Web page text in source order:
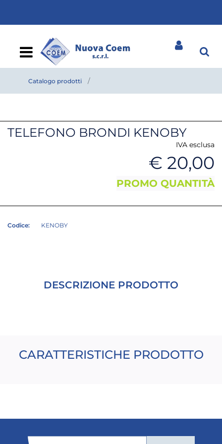
Open
Catalogo prodotti
TELEFONO BRONDI KENOBY
IVA esclusa
€ 20,00
PROMO QUANTITÀ
Codice: KENOBY
DESCRIZIONE PRODOTTO
CARATTERISTICHE PRODOTTO